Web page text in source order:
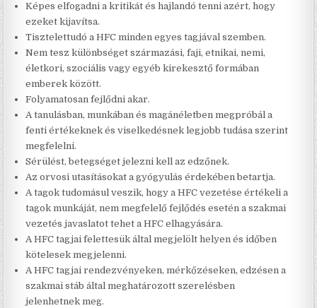
Képes elfogadni a kritikát és hajlandó tenni azért, hogy
ezeket kijavítsa.
Tisztelettudó a HFC minden egyes tagjával szemben.
Nem tesz különbséget származási, faji, etnikai, nemi,
életkori, szociális vagy egyéb kirekesztő formában
emberek között.
Folyamatosan fejlődni akar.
A tanulásban, munkában és magánéletben megpróbál a
fenti értékeknek és viselkedésnek legjobb tudása szerint
megfelelni.
Sérülést, betegséget jelezni kell az edzőnek.
Az orvosi utasításokat a gyógyulás érdekében betartja.
A tagok tudomásul veszik, hogy a HFC vezetése értékeli a
tagok munkáját, nem megfelelő fejlődés esetén a szakmai
vezetés javaslatot tehet a HFC elhagyására.
A HFC tagjai felettesük által megjelölt helyen és időben
kötelesek megjelenni.
A HFC tagjai rendezvényeken, mérkőzéseken, edzésen a
szakmai stáb által meghatározott szerelésben
jelenhetnek meg.